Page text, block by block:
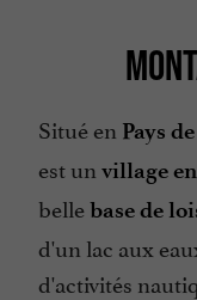
Situé en Pays
est un village
bellebase de
d'un lac aux
d'activités